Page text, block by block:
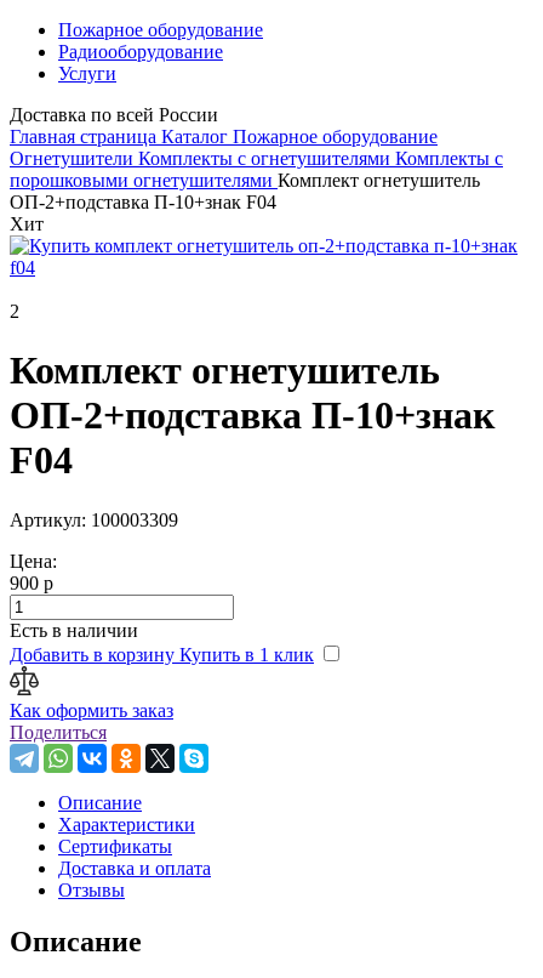
Пожарное оборудование
Радиооборудование
Услуги
Доставка по всей России
Главная страница Каталог Пожарное оборудование
Огнетушители Комплекты c огнетушителями Комплекты с
порошковыми огнетушителями Комплект огнетушитель
ОП-2+подставка П-10+знак F04
Хит
2
Комплект огнетушитель
ОП-2+подставка П-10+знак
F04
Артикул: 100003309
Цена:
900 р
Есть в наличии
Добавить в корзину Купить в 1 клик
Как оформить заказ
Поделиться
Описание
Характеристики
Сертификаты
Доставка и оплата
Отзывы
Описание